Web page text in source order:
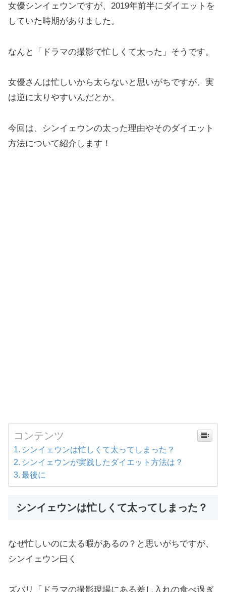
女優シンイェウンですが、2019年前半にダイエットを
していた時期がありました。
なんと「ドラマの撮影で忙しくて太った」そうです。
女優さんは忙しいから太らないと思いがちですが、実
は逆に太りやすいんだとか。
今回は、シンイェウンの太った理由やそのダイエット
方法について紹介します！
コンテンツ
シンイェウンは忙しくて太ってしまった？
シンイェウンが実践したダイエット方法は？
最後に
シンイェウンは忙しくて太ってしまった？
なぜ忙しいのに太る暇があるの？と思いがちですが、
シンイェウン曰く
ズバリ「ドラマの撮影現場にある差し入れの食べ過ぎ